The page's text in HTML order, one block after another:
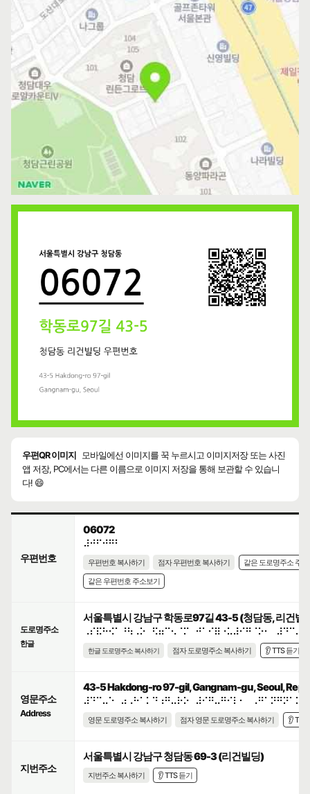
우편QR 이미지
모바일에선 이미지를 꾹 누르시고 이미지저장 또는 사진
앱 저장, PC에서는 다른 이름으로 이미지 저장을 통해 보관할 수 있습니
다! 😄
우편번호
06072
⠼⠚⠋⠚⠛⠃
우편번호 복사하기 점자 우편번호 복사하기
같은 도로명주소 주
같은 우편번호 주소보기
도로명주소
한글
서울특별시 강남구 학동로97길 43-5 (청담동, 리건빌
⠠⠎⠯⠓⠪⠁⠘⠳⠠⠕⠀⠫⠶⠉⠢⠈⠍⠀⠚⠁⠊⠿⠐⠥⠼⠊⠛⠈⠕⠂⠀⠼⠙⠉⠤⠑
한글 도로명주소 복사하기 점자 도로명주소 복사하기 👂 TTS 듣기
영문주소
Address
43-5 Hakdong-ro 97-gil, Gangnam-gu, Seoul,
영문 도로명주소 복사하기 점자 영문 도로명주소 복사하기 👂 TTS
지번주소
서울특별시 강남구 청담동 69-3 (리건빌딩)
지번주소 복사하기 👂 TTS 듣기